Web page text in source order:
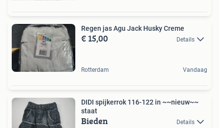
Regen jas Agu Jack Husky Creme
€ 15,00 Details
Rotterdam Vandaag
DIDI spijkerrok 116-122 in ~~nieuw~~
staat
Bieden Details